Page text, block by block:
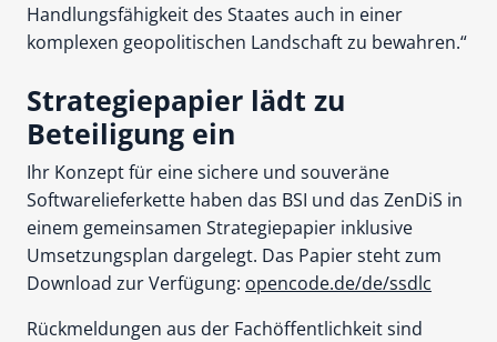
Handlungsfähigkeit des Staates auch in einer
komplexen geopolitischen Landschaft zu bewahren.“
Strategiepapier lädt zu
Beteiligung ein
Ihr Konzept für eine sichere und souveräne
Softwarelieferkette haben das BSI und das ZenDiS in
einem gemeinsamen Strategiepapier inklusive
Umsetzungsplan dargelegt. Das Papier steht zum
Download zur Verfügung: opencode.de/de/ssdlc
Rückmeldungen aus der Fachöffentlichkeit sind